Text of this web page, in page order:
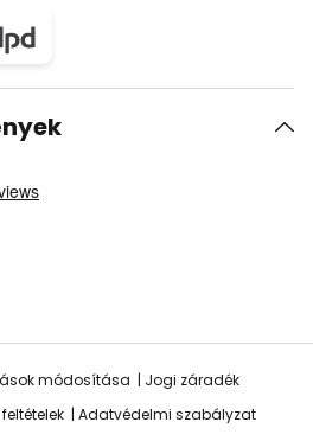
módosítása
Jogi záradék
Adatvédelmi szabályzat